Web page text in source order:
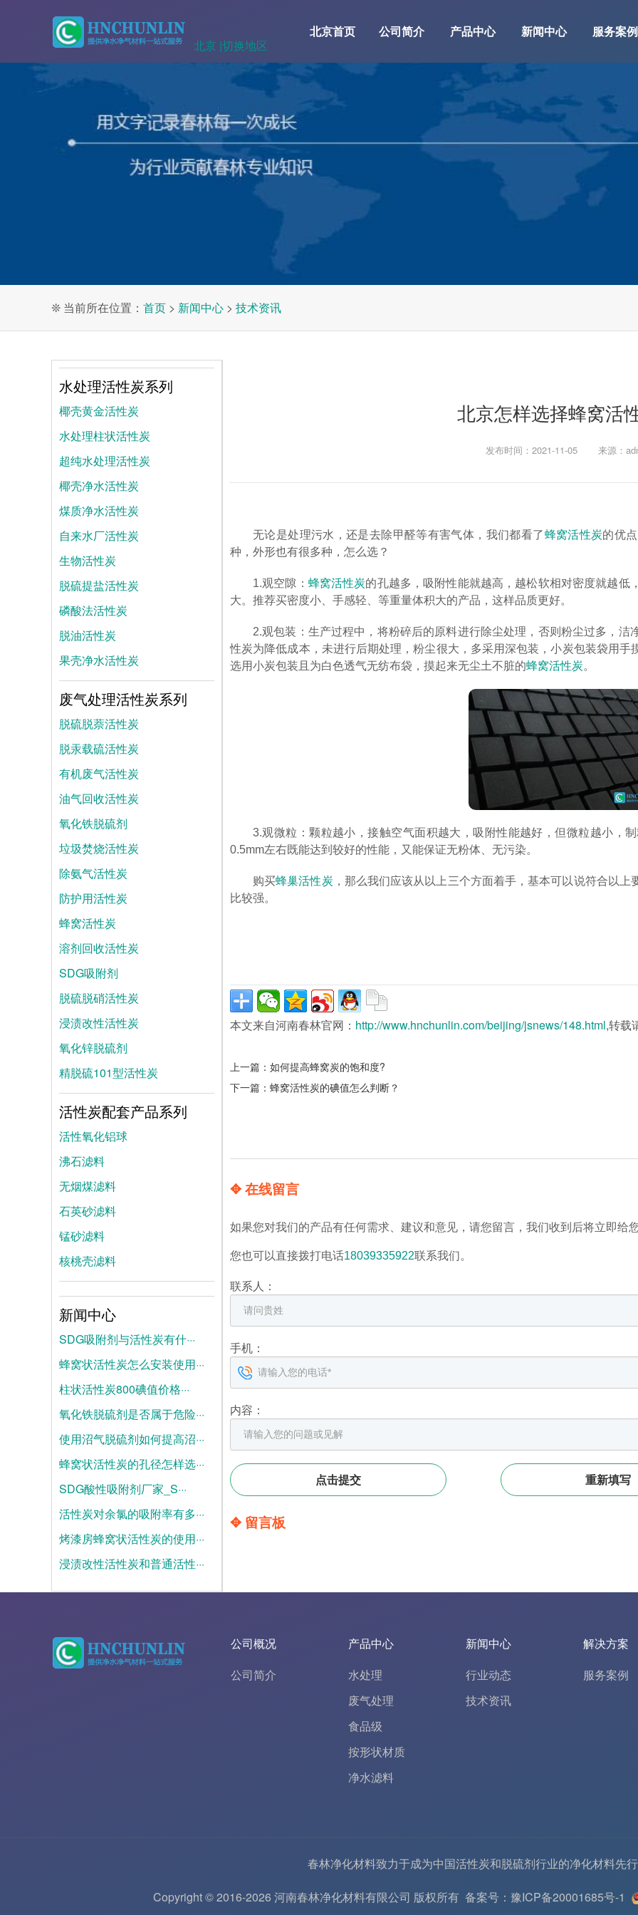
北京 |切换地区
北京首页 公司简介 产品中心 新闻中心 服务案例
❊ 当前所在位置： 首页 > 新闻中心 > 技术资讯
北京怎样选择蜂窝活
发布时间：2021-11-05 来源：
无论是处理污水，还是去除甲醛等有害气体，我们都看了蜂窝活性炭的优
种，外形也有很多种，怎么选？
1.观空隙： 蜂窝活性炭的孔越多，吸附性能就越高，越松软相对密度就越
大。推荐买密度小、手感轻、等重量体积大的产品，这样品质更好。
2.观包装：生产过程中，将粉碎后的原料进行除尘处理，否则粉尘过多，
性炭为降低成本，未进行后期处理，粉尘很大，多采用深包装，小炭包装袋用
选用小炭包装且为白色透气无纺布袋，摸起来无尘土不脏的蜂窝活性炭。
3.观微粒：颗粒越小，接触空气面积越大，吸附性能越好，但微粒越小，
0.5mm左右既能达到较好的性能，又能保证无粉体、无污染。
购买蜂巢活性炭 ，那么我们应该从以上三个方面着手，基本可以说符合以
比较强。
本文来自河南春林官网： http://www.hnchunlin.com/beijing/jsnews/148.html,转载
上一篇： 如何提高蜂窝炭的饱和度?
下一篇： 蜂窝活性炭的碘值怎么判断？
✥ 在线留言
如果您对我们的产品有任何需求、建议和意见，请您留言，我们收到后将立即给您
您也可以直接拨打电话18039335922联系我们。
联系人：
手机：
内容：
✥ 留言板
水处理活性炭系列
椰壳黄金活性炭
水处理柱状活性炭
超纯水处理活性炭
椰壳净水活性炭
煤质净水活性炭
自来水厂活性炭
生物活性炭
脱硫提盐活性炭
磷酸法活性炭
脱油活性炭
果壳净水活性炭
废气处理活性炭系列
脱硫脱萘活性炭
脱汞载硫活性炭
有机废气活性炭
油气回收活性炭
氧化铁脱硫剂
垃圾焚烧活性炭
除氨气活性炭
防护用活性炭
蜂窝活性炭
溶剂回收活性炭
SDG吸附剂
脱硫脱硝活性炭
浸渍改性活性炭
氧化锌脱硫剂
精脱硫101型活性炭
活性炭配套产品系列
活性氧化铝球
沸石滤料
无烟煤滤料
石英砂滤料
锰砂滤料
核桃壳滤料
新闻中心
SDG吸附剂与活性炭有什···
2026-08-04
蜂窝状活性炭怎么安装使用···
2026-07-28
柱状活性炭800碘值价格···
2026-07-21
氧化铁脱硫剂是否属于危险···
2025-06-19
使用沼气脱硫剂如何提高沼···
2025-06-12
蜂窝状活性炭的孔径怎样选···
2025-06-05
SDG酸性吸附剂厂家_S···
2025-05-28
活性炭对余氯的吸附率有多···
2025-05-21
烤漆房蜂窝状活性炭的使用···
2025-05-14
浸渍改性活性炭和普通活性···
2025-05-07
公司概况
公司简介
产品中心
水处理
废气处理
食品级
按形状材质
净水滤料
新闻中心
行业动态
技术资讯
解决方案
服务案例
春林净化材料致力于成为中国活性炭和脱硫剂行业的净化材料先
Copyright © 2016-2026 河南春林净化材料有限公司 版权所有 备案号：豫ICP备20001685号-1